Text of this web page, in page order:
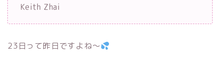
Keith Zhai
23日って昨日ですよね〜